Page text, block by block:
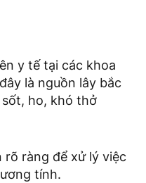
y tế tại các khoa
là nguồn lây bắc
ho, khó thở
rõ ràng để xử lý việc
tính.